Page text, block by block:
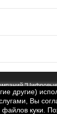
другие)
Вы
куки.
Полная